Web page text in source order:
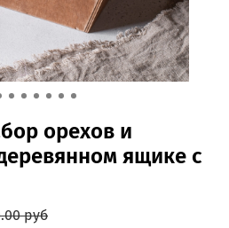
орехов и
ящике с
руб